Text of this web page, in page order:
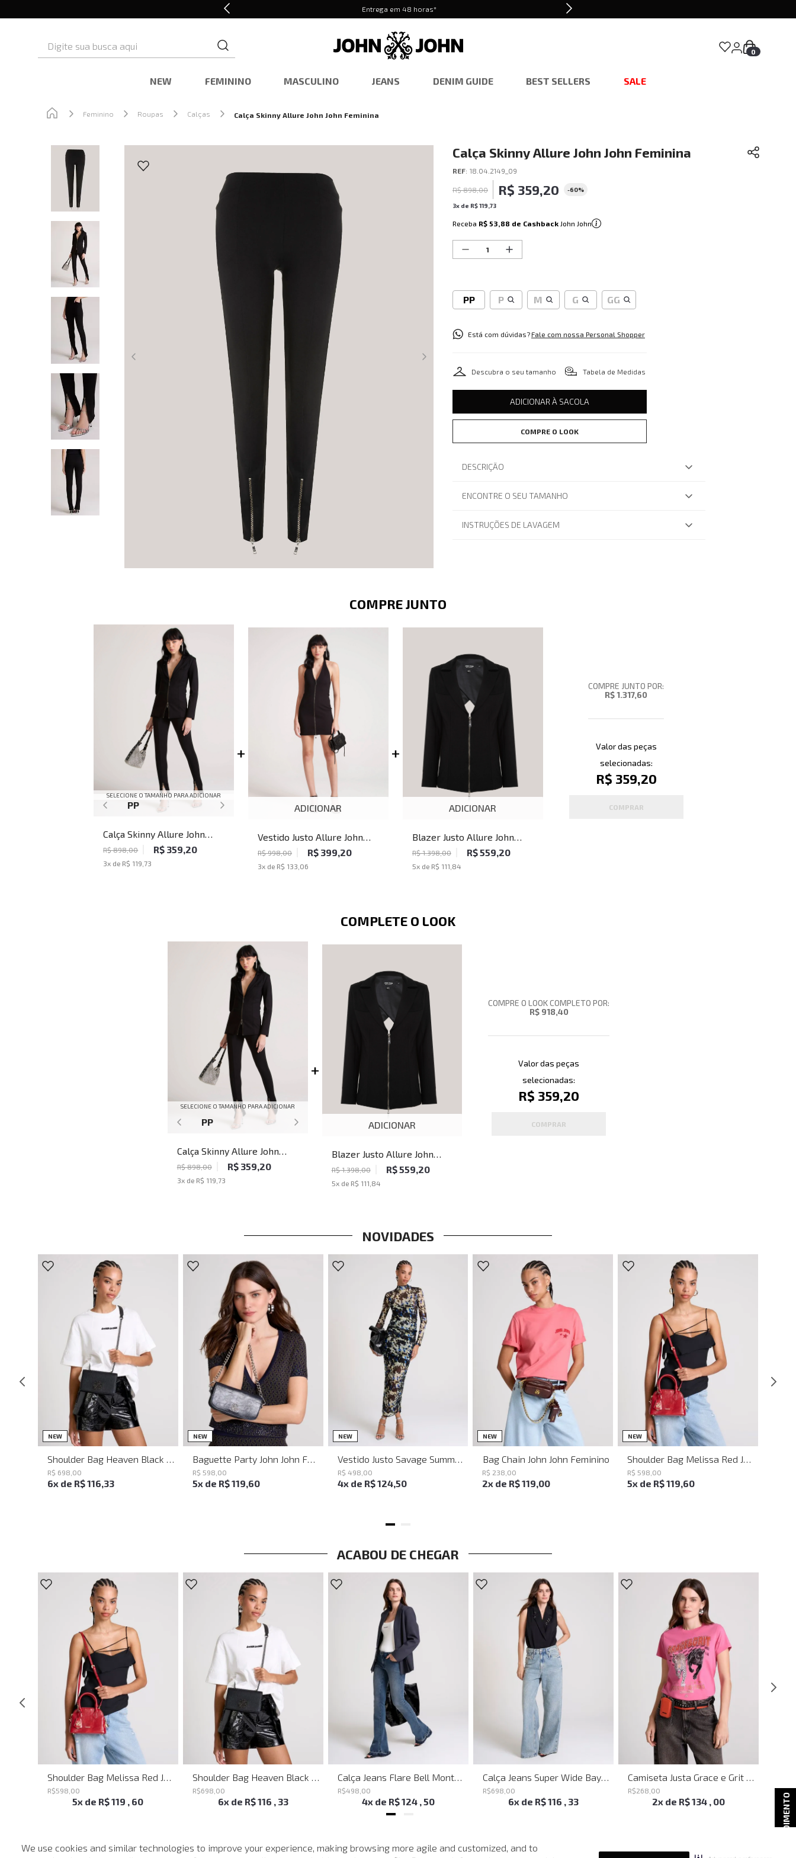
We use cookies and similar technologies to improve your experience, making browsing more agile and customized, and to
Entrega em 48 horas*
0
NEW FEMININO MASCULINO JEANS DENIM GUIDE BEST SELLERS SALE
ATENDIMENTO
Feminino Roupas Calças Calça Skinny Allure John John Feminina
Calça Skinny Allure John John Feminina
REF: 18.04.2149_09
R$ 898,00 R$ 359,20 -60%
3x de R$119 73
Receba R$ 53,88 de Cashback John John
PP P M G GG
Está com dúvidas?Fale com nossa Personal Shopper
Descubra o seu tamanho Tabela de Medidas
ADICIONAR À SACOLA
COMPRE O LOOK
DESCRIÇÃO
ENCONTRE O SEU TAMANHO
INSTRUÇÕES DE LAVAGEM
COMPRE JUNTO
SELECIONE O TAMANHO PARA ADICIONAR
PP
Calça Skinny Allure John
John Feminina
R$ 898,00 R$ 359,20
3x de R$ 119,73
ADICIONAR
Vestido Justo Allure John
John Feminino
R$ 998,00 R$ 399,20
3x de R$ 133,06
ADICIONAR
Blazer Justo Allure John
John Feminino
R$ 1.398,00 R$ 559,20
5x de R$ 111,84
COMPRE JUNTO POR:
R$ 1.317,60
Valor das peças
selecionadas:
R$ 359,20
COMPRAR
COMPLETE O LOOK
SELECIONE O TAMANHO PARA ADICIONAR
PP
Calça Skinny Allure John
John Feminina
R$ 898,00 R$ 359,20
3x de R$ 119,73
ADICIONAR
Blazer Justo Allure John
John Feminino
R$ 1.398,00 R$ 559,20
5x de R$ 111,84
COMPRE O LOOK COMPLETO POR:
R$ 918,40
Valor das peças
selecionadas:
R$ 359,20
COMPRAR
NOVIDADES
NEW UN
Shoulder Bag Heaven Black John John Feminina
R$ 698 00
6x de R$116,33
NEW UN
Baguette Party John John Feminina
R$ 598 00
5x de R$119,60
NEW PP P M
Vestido Justo Savage Summer John John Feminino
R$ 498 00
4x de R$124,50
NEW UN
Bag Chain John John Feminino
R$ 238 00
2x de R$119,00
NEW UN
Shoulder Bag Melissa Red John John Feminina
R$ 598 00
5x de R$119,60
ACABOU DE CHEGAR
Shoulder Bag Melissa Red John John Feminina
R$598 00
5x de R$119 , 60
Shoulder Bag Heaven Black John John Feminina
R$698 00
6x de R$116 , 33
Calça Jeans Flare Bell Montpellier John John Feminina
R$498 00
4x de R$124 ,50
Calça Jeans Super Wide Bayern John John Feminina
R$698 00
6x de R$116 , 33
Camiseta Justa Grace e Grit Rosa John John Feminina
R$268 00
2x de R$134 , 00
R$298,